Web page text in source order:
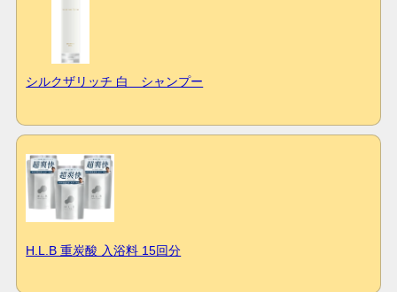
シルクザリッチ 白 シャンプー
H.L.B 重炭酸 入浴料 15回分